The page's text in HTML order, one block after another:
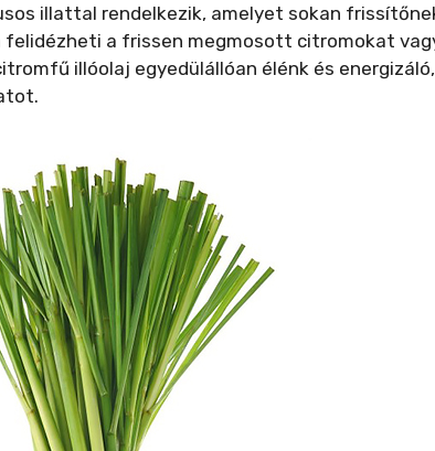
illattal rendelkezik, amelyet sokan
a frissen megmosott citromokat
illóolaj egyedülállóan élénk és